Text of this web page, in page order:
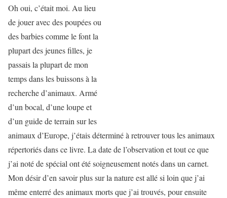
Oh oui, c’était moi. Au lieu
de jouer avec des poupées ou
des barbies comme le font la
plupart des jeunes filles, je
passais la plupart de mon
temps dans les buissons à la
recherche d’animaux. Armé
d’un bocal, d’une loupe et
d’un guide de terrain sur les
animaux d’Europe, j’étais déterminé à retrouver tous les animaux
répertoriés dans ce livre. La date de l’observation et tout ce que
j’ai noté de spécial ont été soigneusement notés dans un carnet.
Mon désir d’en savoir plus sur la nature est allé si loin que j’ai
même enterré des animaux morts que j’ai trouvés, pour ensuite